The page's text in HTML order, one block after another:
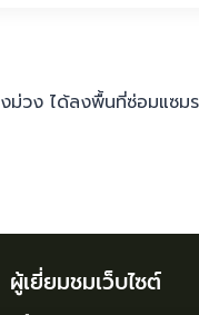
วง ได้ลงพื้นที่ซ่อมแซม
ผู้เยี่ยมชมเว็บไซต์